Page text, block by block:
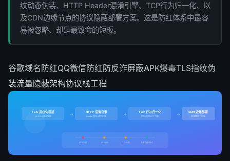
纹动态伪装、HTTP Header混淆引擎、TCP行为归一化、以
及CDN边缘节点的协议隐蔽部署方案。这是防红体系中最容
易被忽略、却是最致命的短板。
谷歌域名防红QQ微信防红防反诈屏蔽APK爆毒TLS指纹伪
装流量隐蔽架构协议栈工程
TLS 指纹伪装层
JA3/JA4 动态轮换 →
HTTP 混淆引擎
Header 重写+序列打乱 →
TCP 行为归一化
窗口/选项/RTT 伪装 →
CDN 边缘部署
协议栈统一出站
DPI识别 JA3匹配 行为建模 流量伪装通过